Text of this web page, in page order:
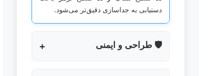
دستیابی به جداسازی دقیق‌تر می‌شود.
🛡️ طراحی و ایمنی